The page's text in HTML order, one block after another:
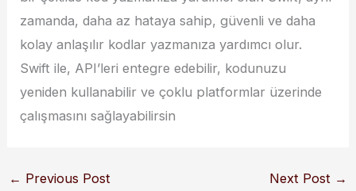
zamanda, daha az hataya sahip, güvenli ve daha
kolay anlaşılır kodlar yazmanıza yardımcı olur.
Swift ile, API’leri entegre edebilir, kodunuzu
yeniden kullanabilir ve çoklu platformlar üzerinde
çalışmasını sağlayabilirsin
← Previous Post Next Post →